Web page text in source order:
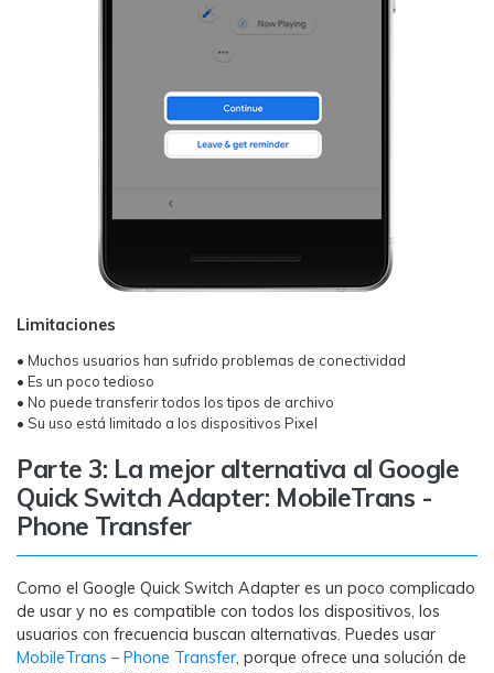
Limitaciones
• Muchos usuarios han sufrido problemas de conectividad
• Es un poco tedioso
• No puede transferir todos los tipos de archivo
• Su uso está limitado a los dispositivos Pixel
Parte 3: La mejor alternativa al Google
Quick Switch Adapter: MobileTrans -
Phone Transfer
Como el Google Quick Switch Adapter es un poco complicado
de usar y no es compatible con todos los dispositivos, los
usuarios con frecuencia buscan alternativas. Puedes usar
MobileTrans – Phone Transfer, porque ofrece una solución de